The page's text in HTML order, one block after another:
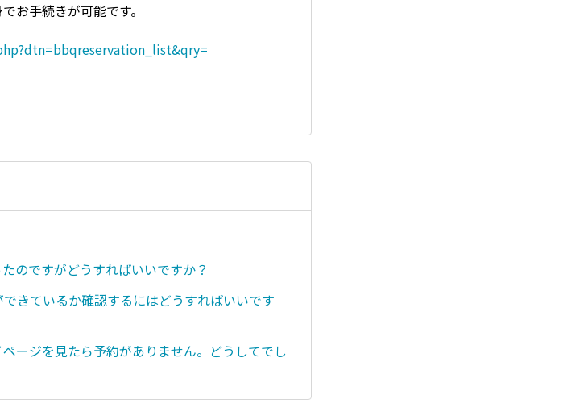
お手続きが可能です。
のですがどうすればいいですか？
きているか確認するにはどうすればいいです
ージを見たら予約がありません。どうしてでし